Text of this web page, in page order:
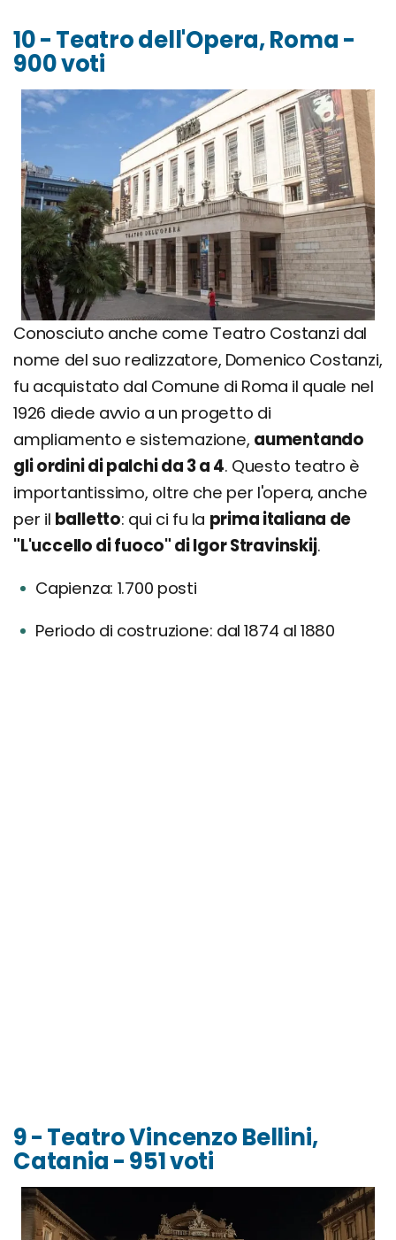
10 - Teatro dell'Opera, Roma -
900 voti
Conosciuto anche come Teatro Costanzi dal
nome del suo realizzatore, Domenico Costanzi,
fu acquistato dal Comune di Roma il quale nel
1926 diede avvio a un progetto di
ampliamento e sistemazione, aumentando
gli ordini di palchi da 3 a 4. Questo teatro è
importantissimo, oltre che per l'opera, anche
per il balletto: qui ci fu la prima italiana de
"L'uccello di fuoco" di Igor Stravinskij.
Capienza: 1.700 posti
Periodo di costruzione: dal 1874 al 1880
9 - Teatro Vincenzo Bellini,
Catania - 951 voti